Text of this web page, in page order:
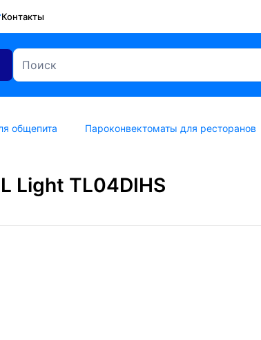
Контакты
общепита Пароконвектоматы для ресторанов
Light TL04DIHS